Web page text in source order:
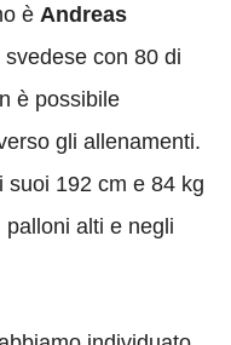
è Andreas
con 80 di
è possibile
gli allenamenti.
suoi 192 cm e 84 kg
alti e negli